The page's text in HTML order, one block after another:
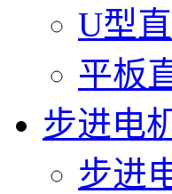
U型
平板
步进电
步进